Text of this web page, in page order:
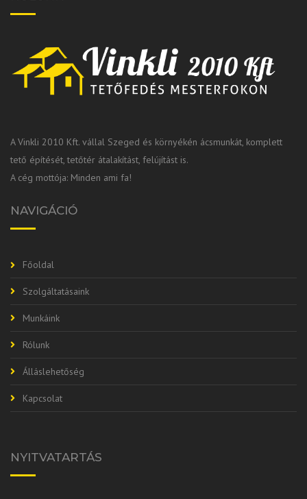
A Vinkli 2010 Kft. vállal Szeged és környékén ácsmunkát, komplett
tető építését, tetőtér átalakítást, felújítást is.
A cég mottója: Minden ami fa!
NAVIGÁCIÓ
Főoldal
Szolgáltatásaink
Munkáink
Rólunk
Álláslehetőség
Kapcsolat
NYITVATARTÁS